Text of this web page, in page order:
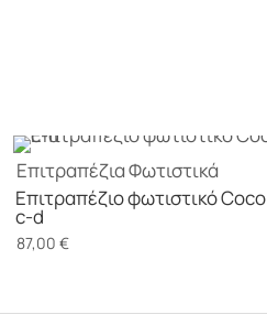
ΕπιτραπέζιαΦωτιστικά
Επιτραπέζιο φωτιστικό Coco
c-d
87,00€